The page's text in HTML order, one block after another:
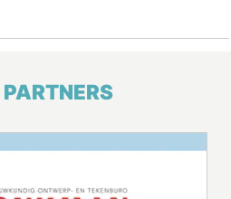
PARTNERS